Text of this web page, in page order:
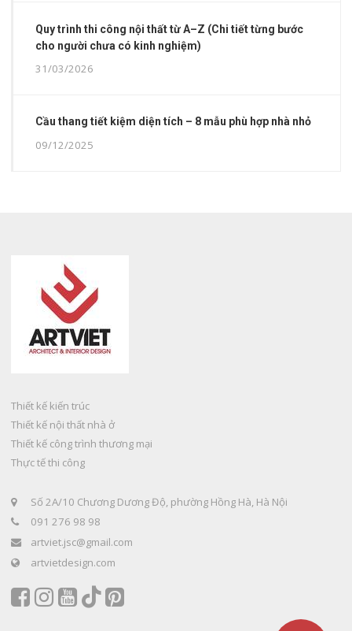
Quy trình thi công nội thất từ A–Z (Chi tiết từng bước
cho người chưa có kinh nghiệm)
31/03/2026
Cầu thang tiết kiệm diện tích – 8 mẫu phù hợp nhà nhỏ
09/12/2025
Thiết kế kiến trúc
Thiết kế nội thất nhà ở
Thiết kế công trình thương mại
Thực tế thi công
Số 2A/10 Chương Dương Độ, phường Hồng Hà, Hà Nội
091 276 98 98
artviet.jsc@gmail.com
artvietdesign.com